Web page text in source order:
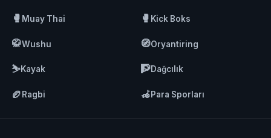
🥊 Muay Thai 🥊 Kick Boks
🥋Wushu 🧭Oryantiring
⛷️Kayak 🧗Dağcılık
🏉 Ragbi 🦽Para Sporları